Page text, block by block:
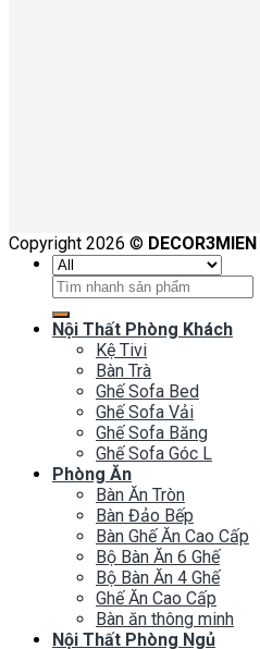
Copyright 2026 © DECOR3MIEN
Tìm
Nội Thất Phòng Khách
Kệ Tivi
Bàn Trà
Ghế Sofa Bed
Ghế Sofa Vải
Ghế Sofa Băng
Ghế Sofa Góc L
Phòng Ăn
Bàn Ăn Tròn
Bàn Đảo Bếp
Bàn Ghế Ăn Cao Cấp
Bộ Bàn Ăn 6 Ghế
Bộ Bàn Ăn 4 Ghế
Ghế Ăn Cao Cấp
Bàn ăn thông minh
Nội Thất Phòng Ngủ